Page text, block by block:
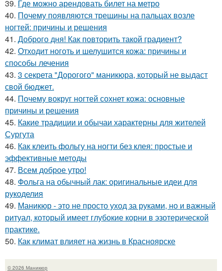
39. Где можно арендовать билет на метро
40. Почему появляются трещины на пальцах возле
ногтей: причины и решения
41. Доброго дня! Как повторить такой градиент?
42. Отходит ноготь и шелушится кожа: причины и
способы лечения
43. 3 секрета "Дорогого" маникюра, который не выдаст
свой бюджет.
44. Почему вокруг ногтей сохнет кожа: основные
причины и решения
45. Какие традиции и обычаи характерны для жителей
Сургута
46. Как клеить фольгу на ногти без клея: простые и
эффективные методы
47. Всем доброе утро!
48. Фольга на обычный лак: оригинальные идеи для
рукоделия
49. Маникюр - это не просто уход за руками, но и важный
ритуал, который имеет глубокие корни в эзотерической
практике.
50. Как климат влияет на жизнь в Красноярске
© 2026 Маникюр